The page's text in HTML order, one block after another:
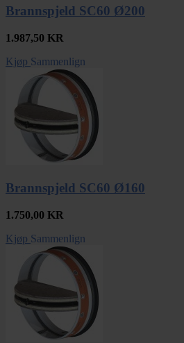
Brannspjeld SC60 Ø200
1.987,50 KR
Kjøp Sammenlign
Brannspjeld SC60 Ø160
1.750,00 KR
Kjøp Sammenlign